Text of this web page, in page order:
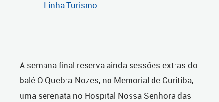
Linha Turismo
A semana final reserva ainda sessões extras do
balé O Quebra-Nozes, no Memorial de Curitiba,
uma serenata no Hospital Nossa Senhora das